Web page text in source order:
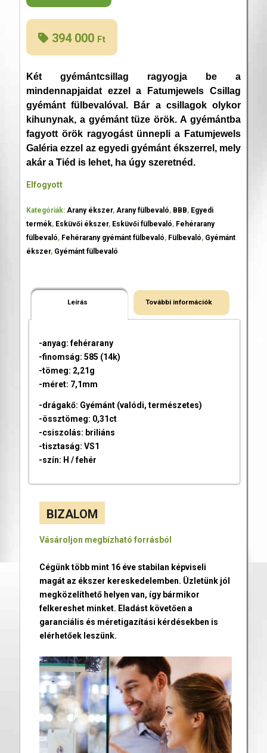
394 000 Ft
Két gyémántcsillag ragyogja be a
mindennapjaidat ezzel a Fatumjewels Csillag
gyémánt fülbevalóval. Bár a csillagok olykor
kihunynak, a gyémánt tüze örök. A gyémántba
fagyott örök ragyogást ünnepli a Fatumjewels
Galéria ezzel az egyedi gyémánt ékszerrel, mely
akár a Tiéd is lehet, ha úgy szeretnéd.
Elfogyott
Kategóriák: Arany ékszer, Arany fülbevaló, BBB, Egyedi
termék, Esküvői ékszer, Esküvői fülbevaló, Fehérarany
fülbevaló, Fehérarany gyémánt fülbevaló, Fülbevaló, Gyémánt
ékszer, Gyémánt fülbevaló
Leírás További információk
-anyag: fehérarany
-finomság: 585 (14k)
-tömeg: 2,21g
-méret: 7,1mm
-drágakő: Gyémánt (valódi, természetes)
-össztömeg: 0,31ct
-csiszolás: briliáns
-tisztaság: VS1
-szín: H / fehér
BIZALOM
Vásároljon megbízható forrásból
Cégünk több mint 16 éve stabilan képviseli
magát az ékszer kereskedelemben. Üzletünk jól
megközelíthető helyen van, így bármikor
felkereshet minket. Eladást követően a
garanciális és méretigazítási kérdésekben is
elérhetőek leszünk.